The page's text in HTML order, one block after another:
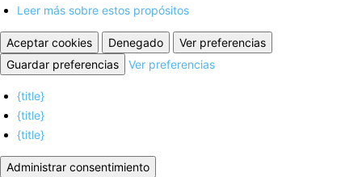
Leer más sobre estos propósitos
Aceptar cookies Denegado
Ver preferencias
Guardar preferencias
Ver preferencias
{title}
{title}
{title}
Administrar consentimiento